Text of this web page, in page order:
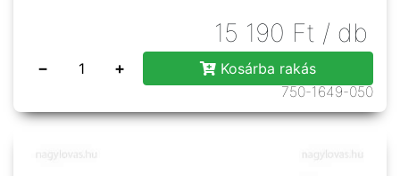
15 190 Ft / db
− +
Kosárba rakás
750-1649-050